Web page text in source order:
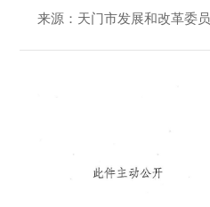
来源：天门市发展和改革委